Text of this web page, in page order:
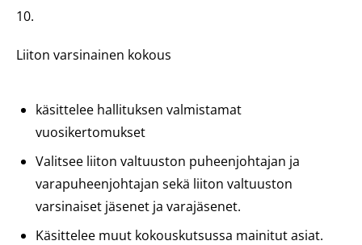
10.
Liiton varsinainen kokous
käsittelee hallituksen valmistamat
vuosikertomukset
Valitsee liiton valtuuston puheenjohtajan ja
varapuheenjohtajan sekä liiton valtuuston
varsinaiset jäsenet ja varajäsenet.
Käsittelee muut kokouskutsussa mainitut asiat.